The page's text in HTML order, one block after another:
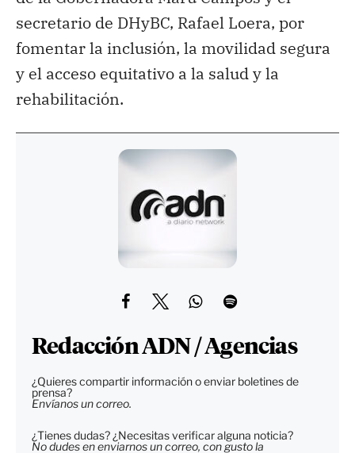
secretario de DHyBC, Rafael Loera, por
fomentar la inclusión, la movilidad segura
y el acceso equitativo a la salud y la
rehabilitación.
Redacción ADN / Agencias
¿Quieres compartir información o enviar boletines de
prensa?
Envíanos un correo.
¿Tienes dudas? ¿Necesitas verificar alguna noticia?
No dudes en enviarnos un correo, con gusto la